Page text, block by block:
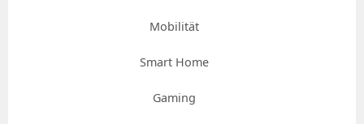
Mobilität
Smart Home
Gaming